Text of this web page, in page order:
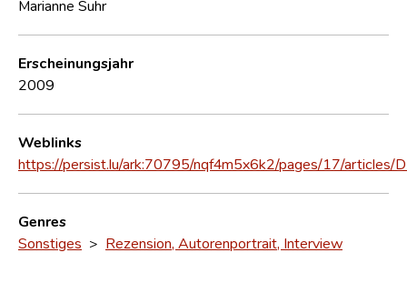
Marianne Suhr
Erscheinungsjahr
2009
Weblinks
https://persist.lu/ark:70795/nqf4m5x6k2/pages/17/articles/
Genres
Sonstiges > Rezension, Autorenportrait, Interview